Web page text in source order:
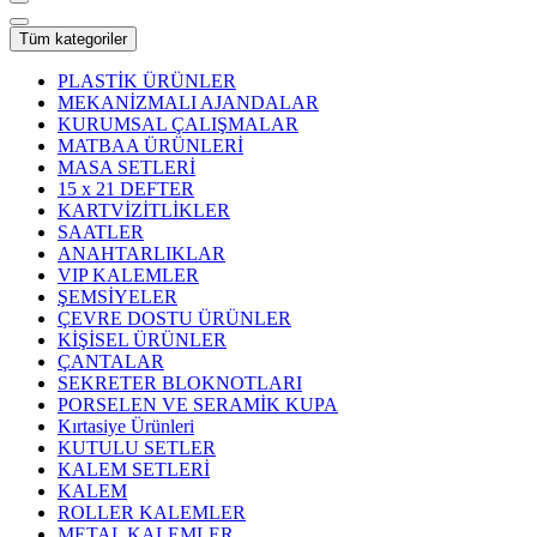
Tüm kategoriler
PLASTİK ÜRÜNLER
MEKANİZMALI AJANDALAR
KURUMSAL ÇALIŞMALAR
MATBAA ÜRÜNLERİ
MASA SETLERİ
15 x 21 DEFTER
KARTVİZİTLİKLER
SAATLER
ANAHTARLIKLAR
VIP KALEMLER
ŞEMSİYELER
ÇEVRE DOSTU ÜRÜNLER
KİŞİSEL ÜRÜNLER
ÇANTALAR
SEKRETER BLOKNOTLARI
PORSELEN VE SERAMİK KUPA
Kırtasiye Ürünleri
KUTULU SETLER
KALEM SETLERİ
KALEM
ROLLER KALEMLER